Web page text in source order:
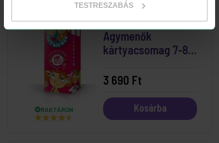
TESTRESZABÁS
RAKTÁRON
Agymenők
kártyacsomag 7-8
3 690 Ft
Kosárba